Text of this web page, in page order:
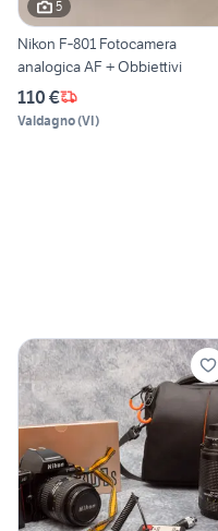
5
Nikon F‑801 Fotocamera
analogica AF + Obbiettivi
110 €
Valdagno(VI)